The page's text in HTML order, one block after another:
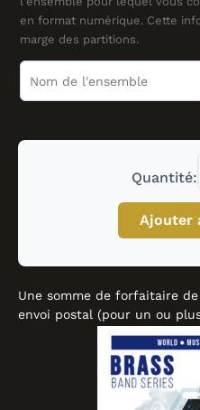
en format numérique. Cette
marge des partitions.
Quantité:
Ajouter
Une somme de forfaitaire
envoi postal (pour un ou